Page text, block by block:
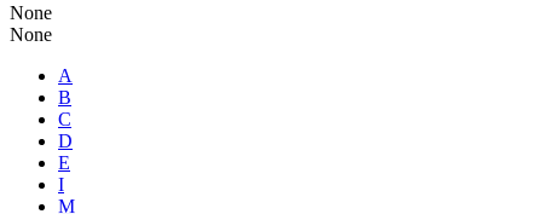
None
None
A
B
C
D
E
I
M